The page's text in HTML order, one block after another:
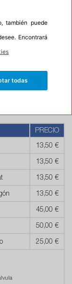
recogida. Si
esta
de sus
PRECIO
13,50 €
13,50 €
13,50 €
13,50 €
45,00 €
50,00 €
25,00 €
también puede
Encontrará
todas